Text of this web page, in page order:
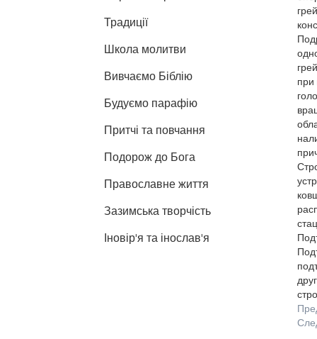
Традиції
Школа молитви
Вивчаємо Біблію
Будуємо парафію
Притчі та повчання
Подорож до Бога
Православне життя
Зазимська творчість
Іновір'я та інослав'я